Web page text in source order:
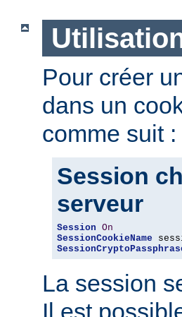
Pour créer
dans un
comme suit :
Session
serveur
Session On
SessionCookieName
La session